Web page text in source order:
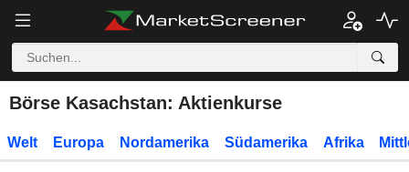
Börse Kasachstan: Aktienkurse
Welt Europa Nordamerika Südamerika Afrika